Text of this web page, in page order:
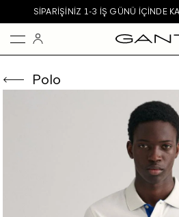
SIPARIŞINIZ 1-3 IŞ GÜNÜ IÇINDE
Polo